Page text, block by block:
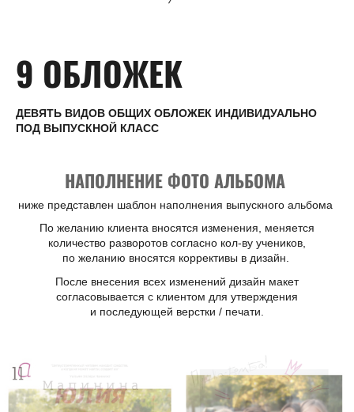
9 ОБЛОЖЕК
ДЕВЯТЬ ВИДОВ ОБЩИХ ОБЛОЖЕК ИНДИВИДУАЛЬНО
ПОД ВЫПУСКНОЙ КЛАСС
НАПОЛНЕНИЕ ФОТО АЛЬБОМА
ниже представлен шаблон наполнения выпускного альбома
По желанию клиента вносятся изменения, меняется
количество разворотов согласно кол-ву учеников,
по желанию вносятся коррективы в дизайн.
После внесения всех изменений дизайн макет
согласовывается с клиентом для утверждения
и последующей верстки / печати.